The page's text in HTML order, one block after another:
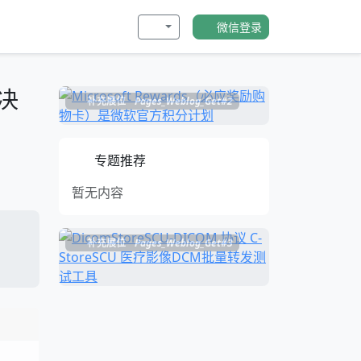
微信登录
补充展位 Pages_Weblog_Get#2
专题推荐
暂无内容
补充展位 Pages_Weblog_Get#3